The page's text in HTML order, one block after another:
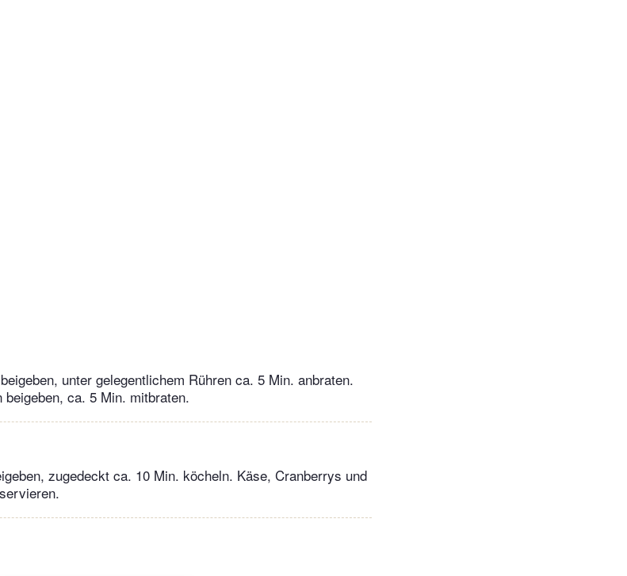
unter gelegentlichem Rühren ca. 5 Min. anbraten.
ca. 5 Min. mitbraten.
zugedeckt ca. 10 Min. köcheln. Käse, Cranberrys und